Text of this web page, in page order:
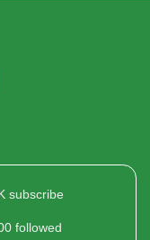
subscribe
followed